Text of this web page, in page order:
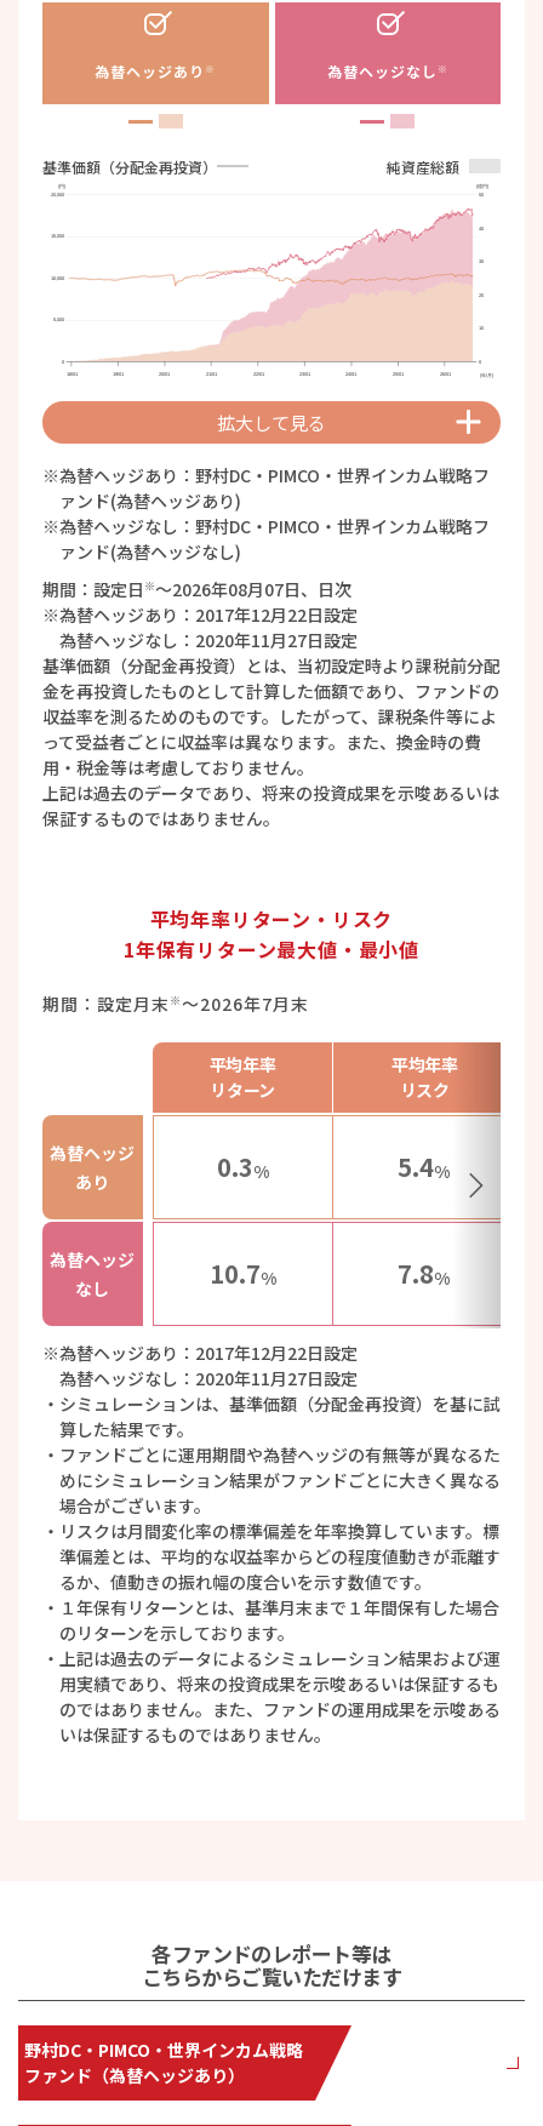
為替ヘッジあり ※ 為替ヘッジなし ※
基準価額（分配金再投資） 純資産総額
(年/月)
(円) (億円)
18/01 19/01 20/01 21/01 22/01 23/01 24/01 25/01 26/01
0
5,000
10,000
15,000
20,000
0
10
20
30
40
50
拡大して見る
為替ヘッジあり：野村DC・PIMCO・世界インカム戦略フ
ァンド(為替ヘッジあり)
為替ヘッジなし：野村DC・PIMCO・世界インカム戦略フ
ァンド(為替ヘッジなし)
期間：設定日 ※～2026年08月07日、日次
為替ヘッジあり：2017年12月22日設定
為替ヘッジなし：2020年11月27日設定
基準価額（分配金再投資）とは、当初設定時より課税前分配
金を再投資したものとして計算した価額であり、ファンドの
収益率を測るためのものです。したがって、課税条件等によ
って受益者ごとに収益率は異なります。また、換金時の費
用・税金等は考慮しておりません。
上記は過去のデータであり、将来の投資成果を示唆あるいは
保証するものではありません。
平均年率リターン・リスク
1年保有リターン最大値・最小値
期間：設定月末 ※～2026年7月末
為替ヘッジ
あり
為替ヘッジ
なし
平均年率
リターン
0.3%
10.7%
平均年率
リスク
5.4%
7.8%
為替ヘッジあり：2017年12月22日設定
為替ヘッジなし：2020年11月27日設定
シミュレーションは、基準価額（分配金再投資）を基に試
算した結果です。
ファンドごとに運用期間や為替ヘッジの有無等が異なるた
めにシミュレーション結果がファンドごとに大きく異なる
場合がございます。
リスクは月間変化率の標準偏差を年率換算しています。標
準偏差とは、平均的な収益率からどの程度値動きが乖離す
るか、値動きの振れ幅の度合いを示す数値です。
１年保有リターンとは、基準月末まで１年間保有した場合
のリターンを示しております。
上記は過去のデータによるシミュレーション結果および運
用実績であり、将来の投資成果を示唆あるいは保証するも
のではありません。また、ファンドの運用成果を示唆ある
いは保証するものではありません。
各ファンドのレポート等は
こちらからご覧いただけます
野村DC・PIMCO・世界インカム戦略
ファンド（為替ヘッジあり）